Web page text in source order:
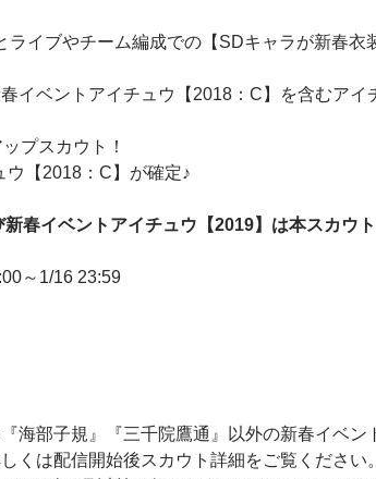
イブやチーム編成での【SDキャラが新春衣
イベントアイチュウ【2018：C】を含むアイ
プスカウト！
【2018：C】が確定♪
春イベントアイチュウ【2019】は本スカウト
～1/16 23:59
海部子規』『三千院鷹通』以外の新春イベン
くは配信開始後スカウト詳細をご覧ください。